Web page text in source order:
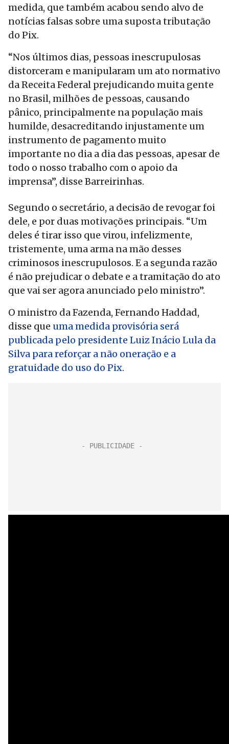
medida, que também acabou sendo alvo de
notícias falsas sobre uma suposta tributação
do Pix.
“Nos últimos dias, pessoas inescrupulosas
distorceram e manipularam um ato normativo
da Receita Federal prejudicando muita gente
no Brasil, milhões de pessoas, causando
pânico, principalmente na população mais
humilde, desacreditando injustamente um
instrumento de pagamento muito
importante no dia a dia das pessoas, apesar de
todo o nosso trabalho com o apoio da
imprensa”, disse Barreirinhas.
Segundo o secretário, a decisão de revogar foi
dele, e por duas motivações principais. “Um
deles é tirar isso que virou, infelizmente,
tristemente, uma arma na mão desses
criminosos inescrupulosos. E a segunda razão
é não prejudicar o debate e a tramitação do ato
que vai ser agora anunciado pelo ministro”.
O ministro da Fazenda, Fernando Haddad,
disse que uma medida provisória será
publicada pelo presidente Luiz Inácio Lula da
Silva para reforçar a não oneração e a
gratuidade do uso do Pix.